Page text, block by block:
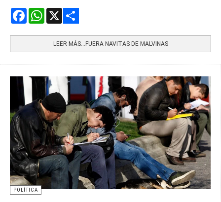
FacebookWhatsApp
LEER MÁS…FUERA NAVITAS DE MALVINAS
POLÍTICA